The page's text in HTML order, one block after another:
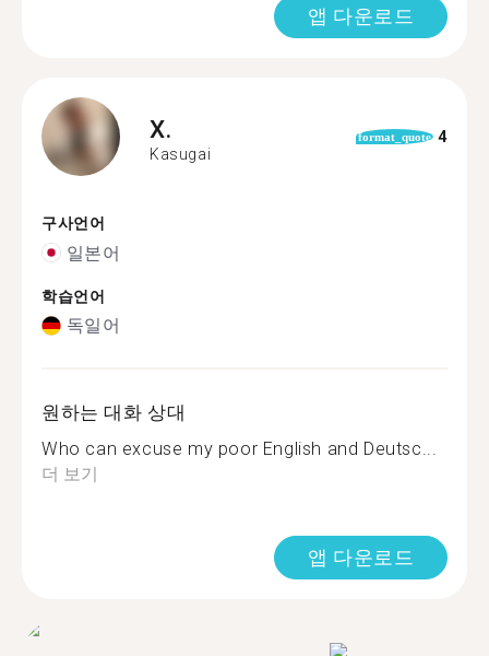
앱 다운로드
X.
Kasugai
format_quote 4
구사언어
일본어
학습언어
독일어
원하는 대화 상대
Who can excuse my poor English and Deutsc...
더 보기
앱 다운로드